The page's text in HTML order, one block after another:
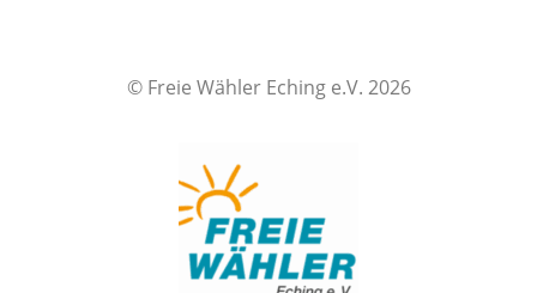
© Freie Wähler Eching e.V. 2026